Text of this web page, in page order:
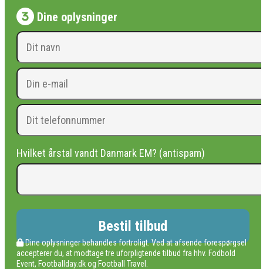
Dine oplysninger
Hvilket årstal vandt Danmark EM? (antispam)
Dine oplysninger behandles fortroligt. Ved at afsende forespørgsel
accepterer du, at modtage tre uforpligtende tilbud fra hhv. Fodbold
Event, Footballday.dk og Football Travel.